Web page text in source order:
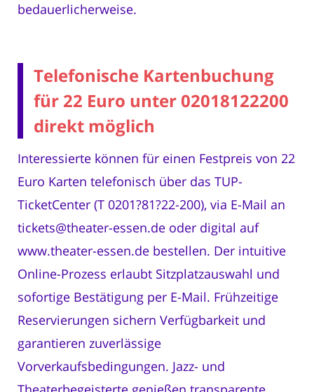
bedauerlicherweise.
Telefonische Kartenbuchung
für 22 Euro unter 02018122200
direkt möglich
Interessierte können für einen Festpreis von 22
Euro Karten telefonisch über das TUP-
TicketCenter (T 0201?81?22-200), via E-Mail an
tickets@theater-essen.de oder digital auf
www.theater-essen.de bestellen. Der intuitive
Online-Prozess erlaubt Sitzplatzauswahl und
sofortige Bestätigung per E-Mail. Frühzeitige
Reservierungen sichern Verfügbarkeit und
garantieren zuverlässige
Vorverkaufsbedingungen. Jazz- und